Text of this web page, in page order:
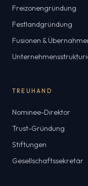
Freizonengründung
Festlandgründung
Fusionen &
TREUHAND
Nominee-Direktor
Trust-Gründung
Stiftungen
Gesellschaftssekretär